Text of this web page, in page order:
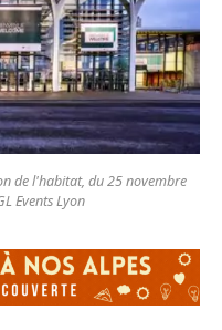
de l'habitat, du 25 novembre
Events Lyon